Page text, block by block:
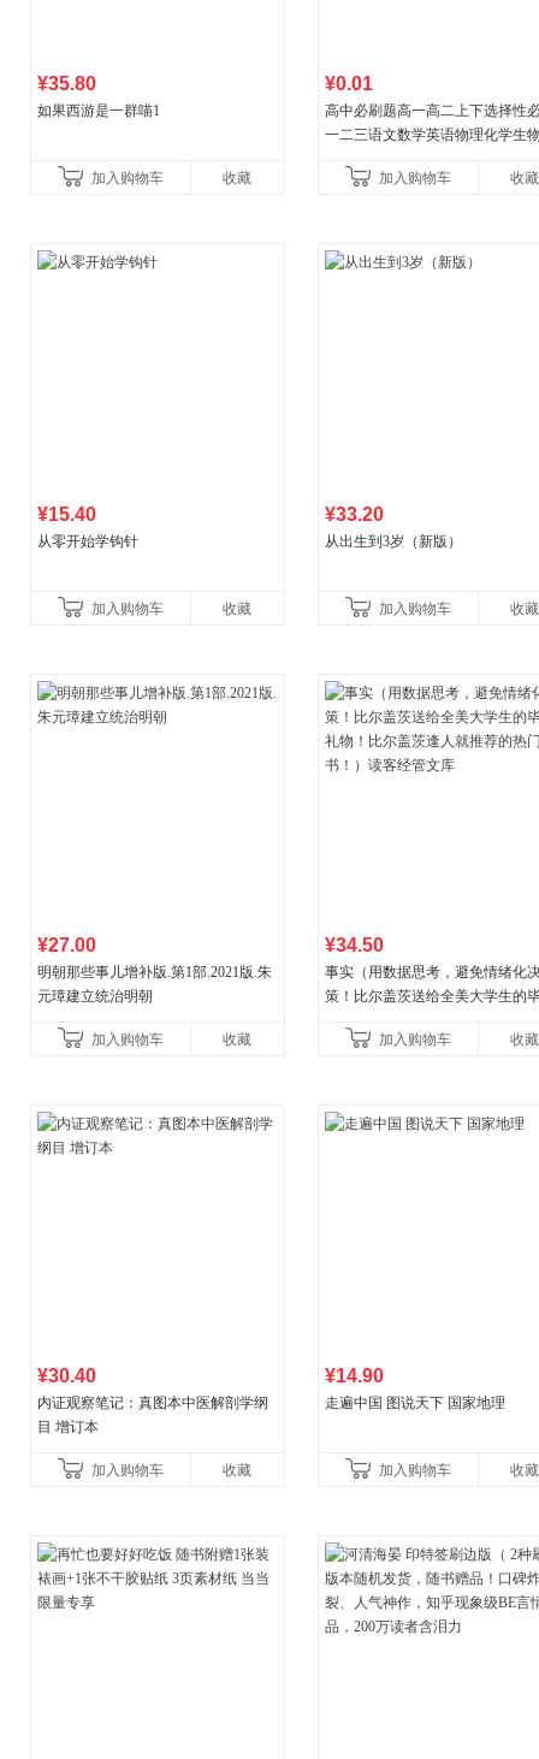
¥35.80
如果西游是一群喵1
加入购物车 收藏
¥0.01
高中必刷题高一高二上下选择性
一二三语文数学英语物理化学生
教辅资料加入购物车 收藏
¥15.40
从零开始学钩针
加入购物车 收藏
¥33.20
从出生到3岁（新版）
加入购物车 收藏
¥27.00
明朝那些事儿增补版.第1部.2021版.朱
元璋建立统治明朝
加入购物车 收藏
¥34.50
事实（用数据思考，避免情绪化
策！比尔盖茨送给全美大学生的
书！）读客经管文库
加入购物车 收藏
¥30.40
内证观察笔记：真图本中医解剖学纲
目 增订本
加入购物车 收藏
¥14.90
走遍中国 图说天下 国家地理
加入购物车 收藏